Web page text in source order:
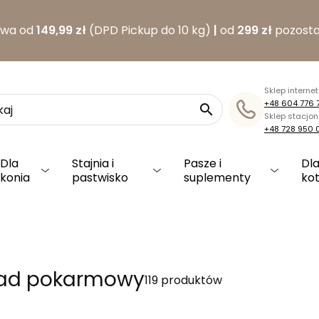
od 149,99 zł (DPD Pickup do 10 kg) | od 299 zł

Sklep
+48 604 776
Sklep
+48 728 950
Dla
konia
Stajnia i
pastwisko
Pasze i
suplementy
pokarmowy119 produktów